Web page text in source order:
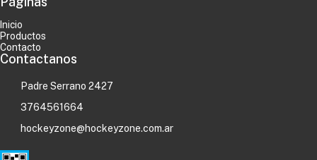
Inicio
Productos
Contacto
Contactanos
Padre Serrano 2427
3764561664
hockeyzone@hockeyzone.com.ar